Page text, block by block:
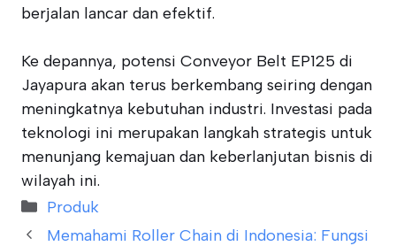
berjalan lancar dan efektif.
Ke depannya, potensi Conveyor Belt EP125 di
Jayapura akan terus berkembang seiring dengan
meningkatnya kebutuhan industri. Investasi pada
teknologi ini merupakan langkah strategis untuk
menunjang kemajuan dan keberlanjutan bisnis di
wilayah ini.
Categories
Produk
Memahami Roller Chain di Indonesia: Fungsi